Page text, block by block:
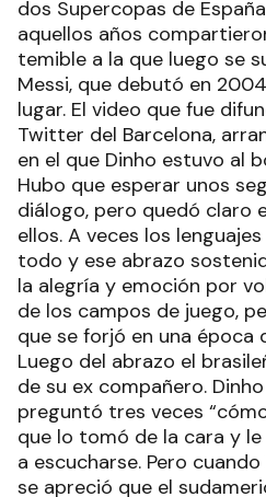
dos Supercopas de
aquellos años
temible a la que luego se
Messi, que debutó en
lugar. El video que fue
Twitter del Barcelona,
en el que Dinho estuvo al
Hubo que esperar unos
diálogo, pero quedó claro
ellos. A veces los
todo y ese abrazo
la alegría y emoción por
de los campos de juego,
que se forjó en una época
Luego del abrazo el
de su ex compañero.
preguntó tres veces
que lo tomó de la cara y
a escucharse. Pero
se apreció que el